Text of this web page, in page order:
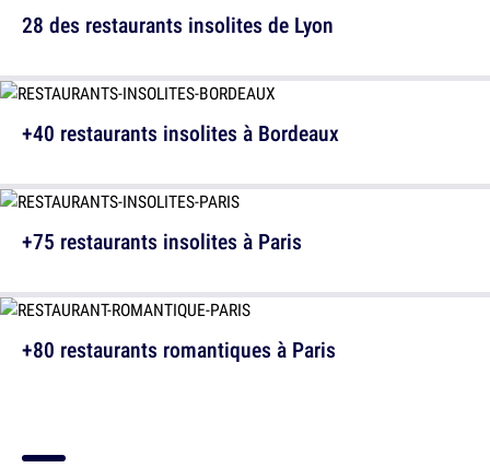
+40 restaurants insolites à Bordeaux
+80 restaurants romantiques à Paris
28 des restaurants insolites de Lyon
+75 restaurants insolites à Paris